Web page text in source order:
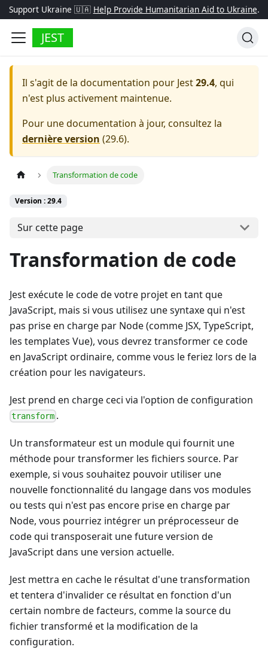
Support Ukraine 🇺🇦 Help Provide Humanitarian Aid to Ukraine.
JEST
Il s'agit de la documentation pour Jest29.4, qui
n'est plus activement maintenue.
Pour une documentation à jour, consultez la
dernière version (29.6).
Transformation de code
Version : 29.4
Sur cette page
Transformation de code
Jest exécute le code de votre projet en tant que
JavaScript, mais si vous utilisez une syntaxe qui n'est
pas prise en charge par Node (comme JSX, TypeScript,
les templates Vue), vous devrez transformer ce code
en JavaScript ordinaire, comme vous le feriez lors de la
création pour les navigateurs.
Jest prend en charge ceci via l'option de configuration
transform .
Un transformateur est un module qui fournit une
méthode pour transformer les fichiers source. Par
exemple, si vous souhaitez pouvoir utiliser une
nouvelle fonctionnalité du langage dans vos modules
ou tests qui n'est pas encore prise en charge par
Node, vous pourriez intégrer un préprocesseur de
code qui transposerait une future version de
JavaScript dans une version actuelle.
Jest mettra en cache le résultat d'une transformation
et tentera d'invalider ce résultat en fonction d'un
certain nombre de facteurs, comme la source du
fichier transformé et la modification de la
configuration.